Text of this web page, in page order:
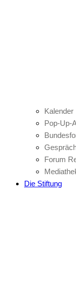
Kalender
Pop-Up-
Forum
Die Stiftung